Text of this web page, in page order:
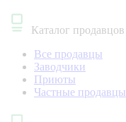
Каталог продавцов
Все продавцы
Заводчики
Приюты
Частные продавцы